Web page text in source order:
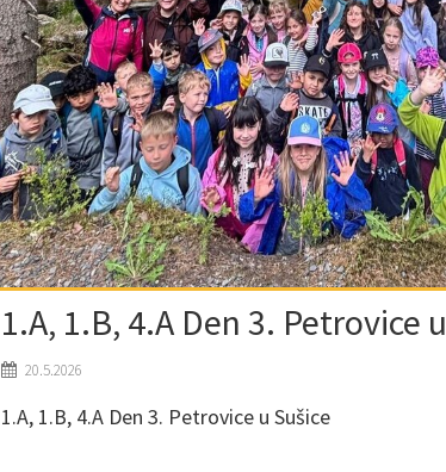
1.A, 1.B, 4.A Den 3. Petrovice
20.5.2026
1.A, 1.B, 4.A Den 3. Petrovice u Sušice